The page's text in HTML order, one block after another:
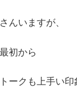
んいますが、
初から
ークも上手い印